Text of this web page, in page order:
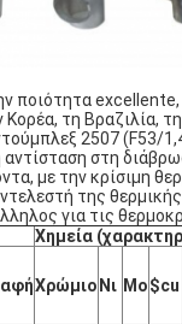
ποιότητα excellente,
Κορέα, τη Βραζιλία,
2507 (F53/
αντίσταση στη
με την κρίσιμη
της
για τις
Χημεία
Χρώμιο Νι Mo$cu